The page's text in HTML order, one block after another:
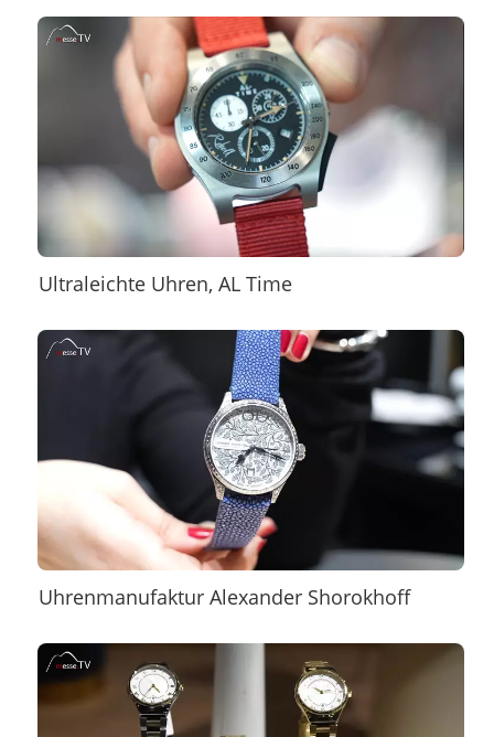
Ultraleichte Uhren, AL Time
Uhrenmanufaktur Alexander Shorokhoff